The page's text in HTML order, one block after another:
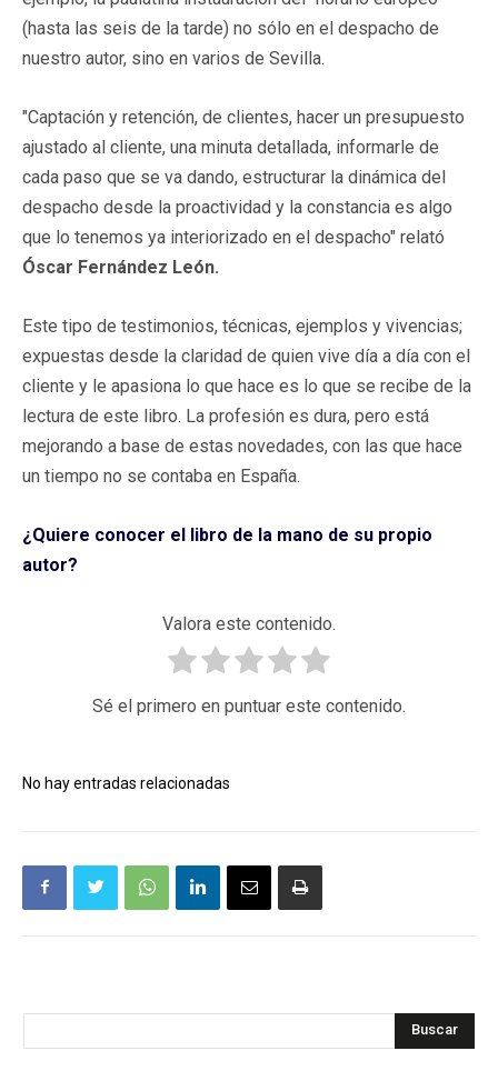
(hasta las seis de la tarde) no sólo en el despacho de
nuestro autor, sino en varios de Sevilla.
"Captación y retención, de clientes, hacer un presupuesto
ajustado al cliente, una minuta detallada, informarle de
cada paso que se va dando, estructurar la dinámica del
despacho desde la proactividad y la constancia es algo
que lo tenemos ya interiorizado en el despacho" relató
Óscar Fernández León.
Este tipo de testimonios, técnicas, ejemplos y vivencias;
expuestas desde la claridad de quien vive día a día con el
cliente y le apasiona lo que hace es lo que se recibe de la
lectura de este libro. La profesión es dura, pero está
mejorando a base de estas novedades, con las que hace
un tiempo no se contaba en España.
¿Quiere conocer el libro de la mano de su propio
autor?
Valora este contenido.
Sé el primero en puntuar este contenido.
No hay entradas relacionadas
Buscar